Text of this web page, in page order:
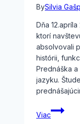
BySilvia
Dňa
ktorí
absolvovali
histórii,
Prednáška
jazyku.
Viac
o